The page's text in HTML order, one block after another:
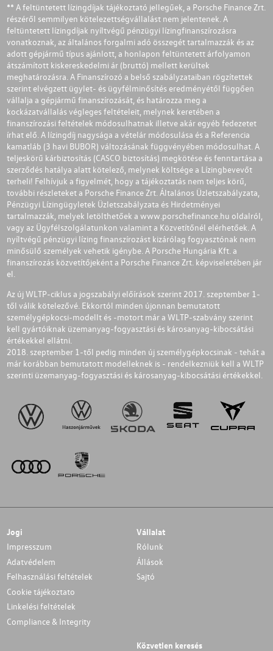
** A feltüntetett lízingdíjak tájékoztató jellegűek, a Porsche Finance Zrt.
részéről semmilyen kötelezettségvállalást nem jelentenek. A
feltüntetett lízingdíjak nyíltvégű pénzügyi lízingfinanszírozásra
vonatkoznak, az általános forgalmi adó összegét tartalmazzák és az
adott gépjármű típus ajánlott, a honlapon feltüntetett árfolyamon
átszámított kiskereskedelmi ár (bruttó) mellett kerültek
meghatározásra. A Finanszírozó a belső szabályzataiban rögzítettek
szerint elvégzett ügylet- és ügyfélminősítés eredményétől függően
vállalja a gépjármű finanszírozását, és határozza meg a
kockázatvállalás végleges feltételeit, melynek keretében a
finanszírozási feltételek módosulhatnak illetve akár egyéb fedezetet
írhat elő. A lízingdíj nagysága a vételár módosulása és a Referencia
kamatláb (3 havi BUBOR) változásának függvényében módosulhat. A
teljeskörű kárbiztosítás (CASCO biztosítás) megkötése és fenntartása a
szerződés hatálya alatt kötelező, melynek költsége a Lízingbevevőt
terheli! Felhívjuk a figyelmét, hogy a tájékoztatás nem teljes körű,
további részleteket a Porsche Finance Zrt. Általános Üzletszabályzata,
Pénzügyi Lízingügyletek Üzletszabályzata és Hirdetményei
tartalmazzák, melyek letölthetőek a www.porschefinance.hu oldalról,
vagy az Ügyfélszolgálatunkon valamint a Közvetítőnél elérhetőek. A
nyíltvégű pénzügyi lízing finanszírozást kizárólag fogyasztónak nem
minősülő személyek vehetik igénybe. A Porsche Hungária Kft. a
finanszírozás közvetítőjeként a Porsche Finance Zrt. képviseletében jár
el.
Az új WLTP-ciklus a jogszabályi előírások szerint 2017. szeptember 1-
től válik kötelezővé. Ekkortól minden újonnan bemutatott
személygépkocsi-modellt és -motort már a WLTP-szabvány szerint
kell gyártóiknak üzemanyag-fogyasztási és károsanyag-kibocsátási
értékekkel ellátni.
2018. szeptember 1-től pedig minden új személygépkocsinak - tehát a
már korábban bemutatott modelleknek is - rendelkezniük kell a WLTP
szerinti üzemanyag-fogyasztási és károsanyag-kibocsátási értékekkel.
Jogi
Impresszum
Adatvédelem
Felhasználási feltételek
Cookie tájékoztato
Linkelési feltételek
Compliance & Integrity
Vállalat
Rólunk
Állások
Sajtó
Közvetlen keresés